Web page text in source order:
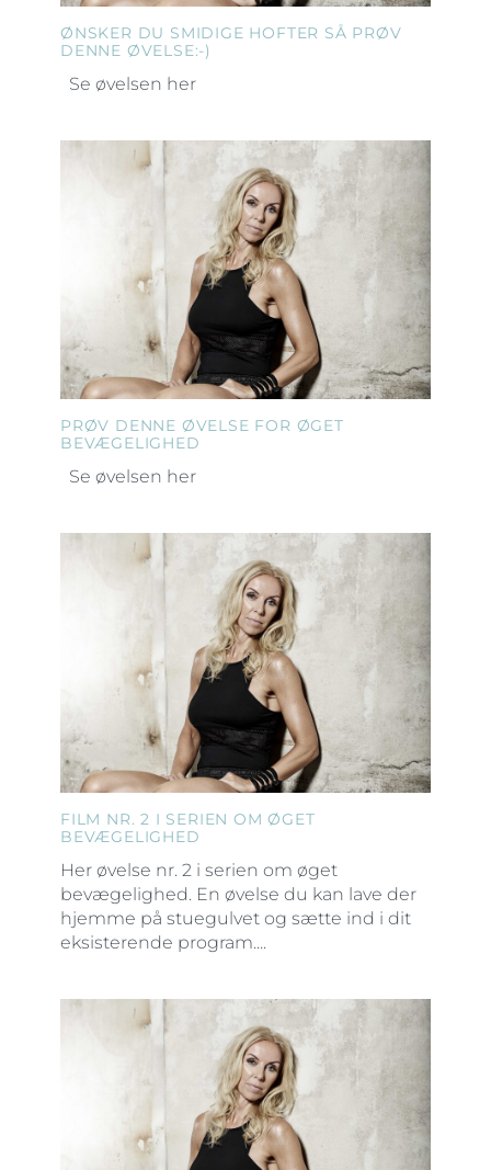
ØNSKER DU SMIDIGE HOFTER SÅ PRØV
DENNE ØVELSE:-)
Se øvelsen her
PRØV DENNE ØVELSE FOR ØGET
BEVÆGELIGHED
Se øvelsen her
FILM NR. 2 I SERIEN OM ØGET
BEVÆGELIGHED
Her øvelse nr. 2 i serien om øget
bevægelighed. En øvelse du kan lave der
hjemme på stuegulvet og sætte ind i dit
eksisterende program....